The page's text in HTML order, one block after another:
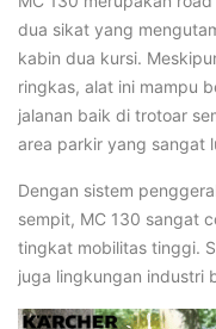
dua sikat yang
kabin dua kursi.
ringkas, alat ini mampu
jalanan baik di trotoar
area parkir yang sangat
Dengan sistem
sempit, MC 130 sangat
tingkat mobilitas tinggi.
juga lingkungan industri